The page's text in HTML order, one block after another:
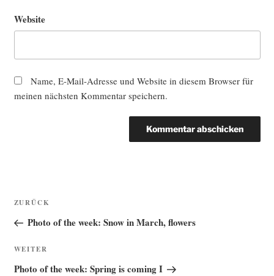
Website
Name, E-Mail-Adresse und Website in diesem Browser für
meinen nächsten Kommentar speichern.
Beitragsnavigation
Vorheriger
Beitrag
ZURÜCK
Photo of the week: Snow in March, flowers
Nächster
Beitrag
WEITER
Photo of the week: Spring is coming I